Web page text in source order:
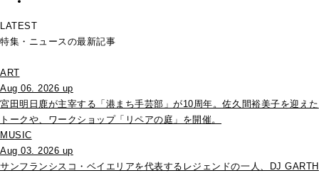
LATEST
特集・ニュースの最新記事
ART
Aug 06. 2026 up
宮田明日鹿が主宰する「港まち手芸部」が10周年。佐久間裕美子を迎えた
トークや、ワークショップ「リペアの庭」を開催。
MUSIC
Aug 03. 2026 up
サンフランシスコ・ベイエリアを代表するレジェンドの一人、DJ GARTH